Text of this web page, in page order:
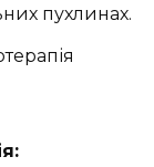
пухлинах.